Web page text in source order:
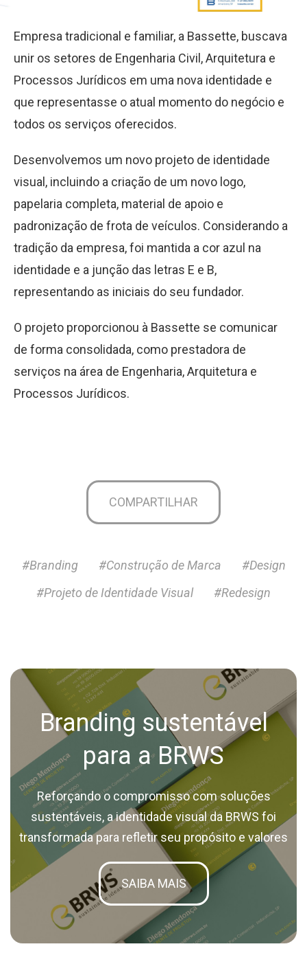
Empresa tradicional e familiar, a Bassette, buscava
unir os setores de Engenharia Civil, Arquitetura e
Processos Jurídicos em uma nova identidade e
que representasse o atual momento do negócio e
todos os serviços oferecidos.
Desenvolvemos um novo projeto de identidade
visual, incluindo a criação de um novo logo,
papelaria completa, material de apoio e
padronização de frota de veículos. Considerando a
tradição da empresa, foi mantida a cor azul na
identidade e a junção das letras E e B,
representando as iniciais do seu fundador.
O projeto proporcionou à Bassette se comunicar
de forma consolidada, como prestadora de
serviços na área de Engenharia, Arquitetura e
Processos Jurídicos.
COMPARTILHAR
#Branding #Construção de Marca
#Design
#Projeto de Identidade Visual
#Redesign
Branding sustentável
para a BRWS
Reforçando o compromisso com soluções
sustentáveis, a identidade visual da BRWS foi
transformada para refletir seu propósito e valores
SAIBA MAIS